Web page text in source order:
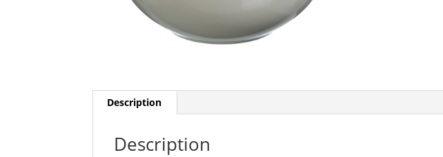
Description
Description